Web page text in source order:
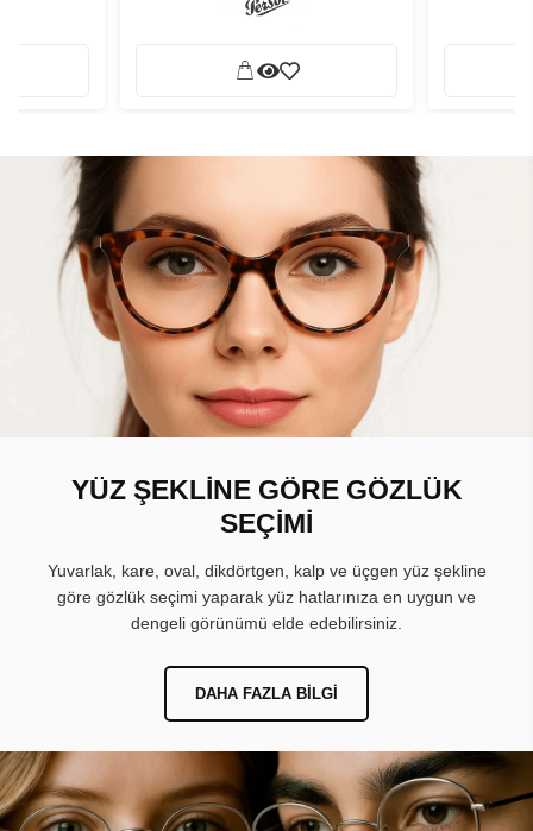
YÜZ ŞEKLİNE GÖRE GÖZLÜK
SEÇİMİ
Yuvarlak, kare, oval, dikdörtgen, kalp ve üçgen yüz şekline
göre gözlük seçimi yaparak yüz hatlarınıza en uygun ve
dengeli görünümü elde edebilirsiniz.
DAHA FAZLA BILGI